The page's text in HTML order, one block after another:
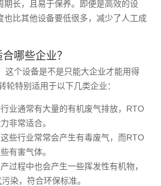
期长，且易于保养。即便是高效的设
也比其他设备要低很多，减少了人工成
哪些企业？
这个设备是不是只能大企业才能用得
轮特别适用于以下几类企业：
业通常有大量的有机废气排放，RTO
非常适合。
这些行业常常会产生有毒废气，而RTO
有害气体。
过程中也会产生一些挥发性有机物，
染，符合环保标准。